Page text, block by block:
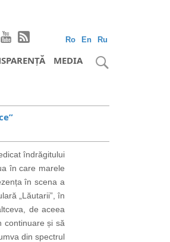
Ro En Ru
MEDIA
îndrăgitului
în care marele
în scena a
„Lăutarii”, în
de aceea
continuare și să
din spectrul